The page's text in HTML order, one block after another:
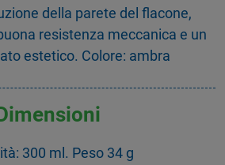
della parete del flacone,
resistenza meccanica e un
estetico. Colore: ambra
300 ml. Peso 34 g